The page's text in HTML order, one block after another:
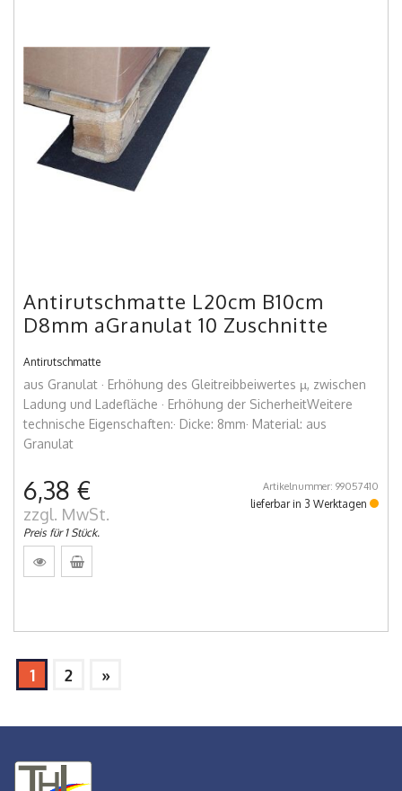
Antirutschmatte L20cm B10cm
D8mm aGranulat 10 Zuschnitte
Antirutschmatte
aus Granulat · Erhöhung des Gleitreibbeiwertes µ, zwischen
Ladung und Ladefläche · Erhöhung der SicherheitWeitere
technische Eigenschaften:· Dicke: 8mm· Material: aus
Granulat
6,38 €
zzgl. MwSt.
Preis für 1 Stück.
Artikelnummer: 99057410
lieferbar in 3 Werktagen
1 2 »